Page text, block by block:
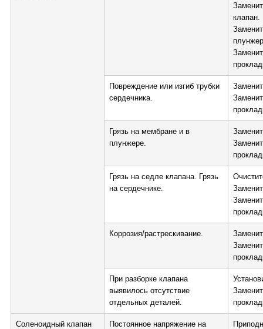
клапан.
Повреждение или изгиб трубки
сердечника.
Грязь на мембране и в
плунжере.
Грязь на седле клапана. Грязь
на сердечнике.
Коррозия/растрескивание.
При разборке клапана
выявилось отсутствие
отдельных деталей.
Соленоидный клапан
Постоянное напряжение на